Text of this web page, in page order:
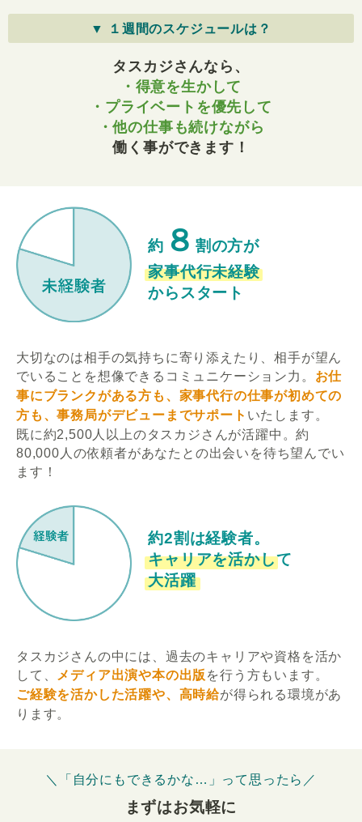
▼ １週間のスケジュールは？
タスカジさんなら、
・得意を生かして
・プライベートを優先して
・他の仕事も続けながら
働く事ができます！
約 ８ 割の方が
家事代行未経験
からスタート
大切なのは相手の気持ちに寄り添えたり、相手が望ん
でいることを想像できるコミュニケーション力。 お仕
事にブランクがある方も、家事代行の仕事が初めての
方も、事務局がデビューまでサポート いたします。
既に約2,500人以上のタスカジさんが活躍中。約
80,000人の依頼者があなたとの出会いを待ち望んでい
ます！
約2割は経験者。
キャリアを活かして
大活躍
タスカジさんの中には、過去のキャリアや資格を活か
して、
メディア出演や本の出版 を行う方もいます。
ご経験を活かした活躍や、高時給が得られる環境があ
ります。
＼「自分にもできるかな…」って思ったら／
まずはお気軽に